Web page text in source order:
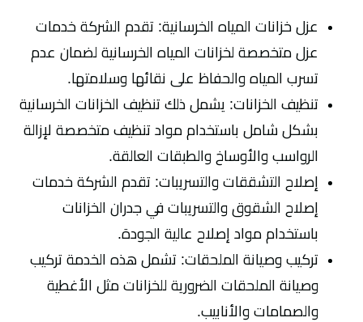
عزل خزانات المياه الخرسانية: تقدم الشركة خدمات
عزل متخصصة لخزانات المياه الخرسانية لضمان عدم
تسرب المياه والحفاظ على نقائها وسلامتها.
تنظيف الخزانات: يشمل ذلك تنظيف الخزانات الخرسانية
بشكل شامل باستخدام مواد تنظيف متخصصة لإزالة
الرواسب والأوساخ والطبقات العالقة.
إصلاح التشققات والتسريبات: تقدم الشركة خدمات
إصلاح الشقوق والتسريبات في جدران الخزانات
باستخدام مواد إصلاح عالية الجودة.
تركيب وصيانة الملحقات: تشمل هذه الخدمة تركيب
وصيانة الملحقات الضرورية للخزانات مثل الأغطية
والصمامات والأنابيب.